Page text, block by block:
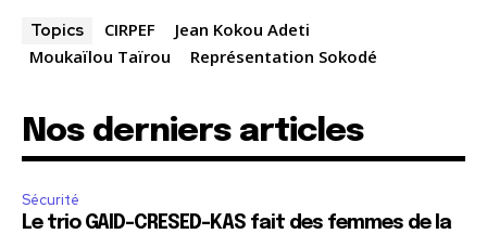
Topics CIRPEF
Jean Kokou Adeti
Moukaïlou Taïrou
Représentation Sokodé
Nos derniers articles
Sécurité
Le trio GAID-CRESED-KAS fait des femmes de la